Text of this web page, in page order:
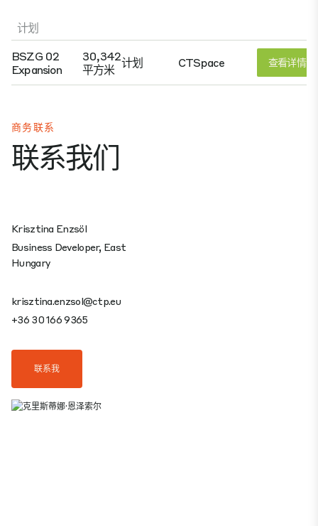
计划
BSZG 02
Expansion
30,342
平方米 计划 CTSpace 查看详情
商务联系
联系我们
Krisztina Enzsöl
Business Developer, East
Hungary
krisztina.enzsol@ctp.eu
+36 30 166 9365
联系我